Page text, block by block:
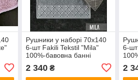
Рушники у наборі 70x140
6-шт Fakili Tekstil "Mila"
100%-бавовна банні
махрові м'які Туреччина
2 340₴
6-
2